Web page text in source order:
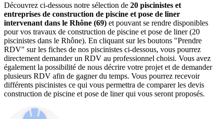
Découvrez ci-dessous notre sélection de 20 piscinistes et
entreprises de construction de piscine et pose de liner
intervenant dans le Rhône (69) et pouvant se rendre disponibles
pour vos travaux de construction de piscine et pose de liner (20
piscinistes dans le Rhône). En cliquant sur les boutons "Prendre
RDV" sur les fiches de nos piscinistes ci-dessous, vous pourrez
directement demander un RDV au professionnel choisi. Vous avez
également la possibilité de nous décrire votre projet et de demander
plusieurs RDV afin de gagner du temps. Vous pourrez recevoir
différents piscinistes ce qui vous permettra de comparer les devis
construction de piscine et pose de liner qui vous seront proposés.